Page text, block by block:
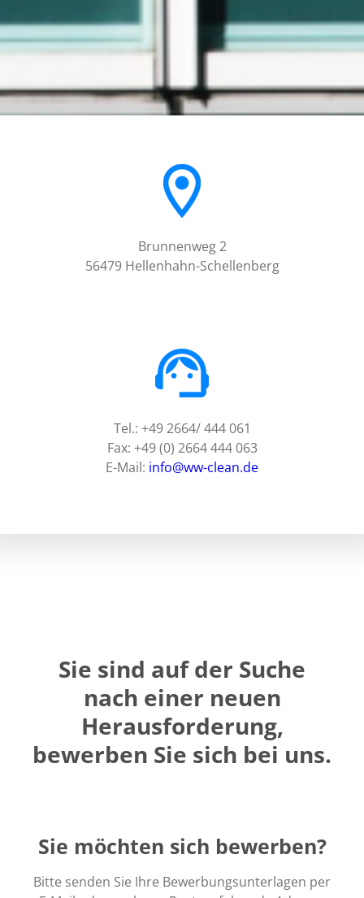
Brunnenweg 2
56479 Hellenhahn-Schellenberg
Tel.: +49 2664/ 444 061
Fax: +49 (0) 2664 444 063
E-Mail: info@ww-clean.de
Sie sind auf der Suche
nach einer neuen
Herausforderung,
bewerben Sie sich bei uns.
Sie möchten sich bewerben?
Bitte senden Sie Ihre Bewerbungsunterlagen per